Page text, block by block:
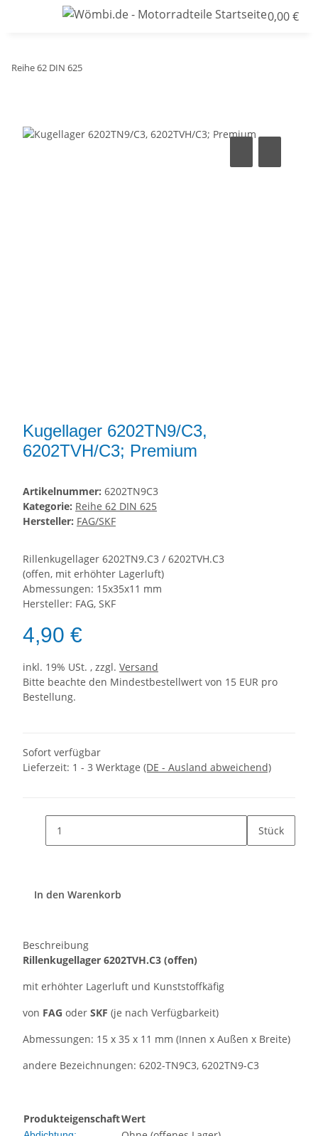
0,00 €
Reihe 62 DIN 625
Kugellager 6202TN9/C3,
6202TVH/C3; Premium
Artikelnummer: 6202TN9C3
Kategorie: Reihe 62 DIN 625
Hersteller: FAG/SKF
Rillenkugellager 6202TN9.C3 / 6202TVH.C3
(offen, mit erhöhter Lagerluft)
Abmessungen: 15x35x11 mm
Hersteller: FAG, SKF
4,90 €
inkl. 19% USt. , zzgl. Versand
Bitte beachte den Mindestbestellwert von 15 EUR pro
Bestellung.
Sofort verfügbar
Lieferzeit: 1 - 3 Werktage (DE - Ausland abweichend)
Stück
In den Warenkorb
Beschreibung
Rillenkugellager 6202TVH.C3 (offen)
mit erhöhter Lagerluft und Kunststoffkäfig
von FAG oder SKF (je nach Verfügbarkeit)
Abmessungen: 15 x 35 x 11 mm (Innen x Außen x Breite)
andere Bezeichnungen: 6202-TN9C3, 6202TN9-C3
ProdukteigenschaftWert